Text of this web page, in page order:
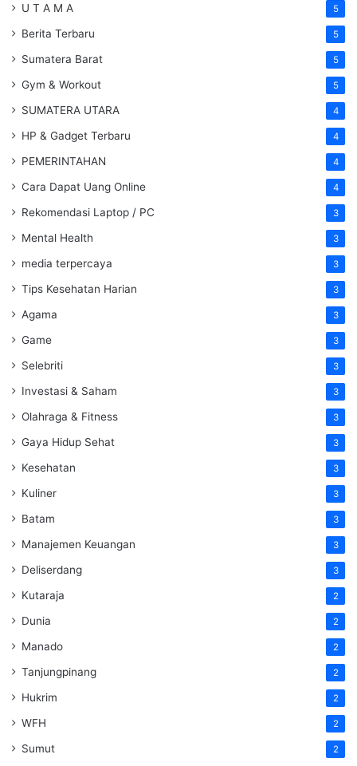
U T A M A 5
Berita Terbaru 5
Sumatera Barat 5
Gym & Workout 5
SUMATERA UTARA 4
HP & Gadget Terbaru 4
PEMERINTAHAN 4
Cara Dapat Uang Online 4
Rekomendasi Laptop / PC 3
Mental Health 3
media terpercaya 3
Tips Kesehatan Harian 3
Agama 3
Game 3
Selebriti 3
Investasi & Saham 3
Olahraga & Fitness 3
Gaya Hidup Sehat 3
Kesehatan 3
Kuliner 3
Batam 3
Manajemen Keuangan 3
Deliserdang 3
Kutaraja 2
Dunia 2
Manado 2
Tanjungpinang 2
Hukrim 2
WFH 2
Sumut 2